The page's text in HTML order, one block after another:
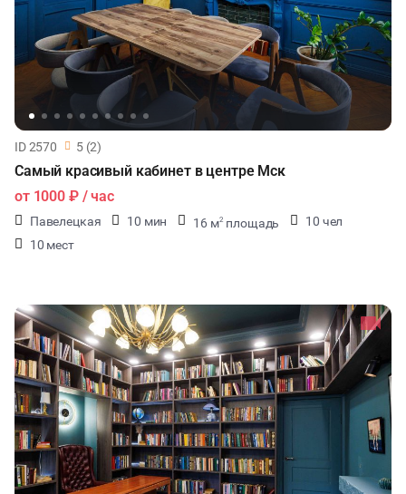
ID 2570 5 (2)
Самый красивый кабинет в центре Мск
от 1000 ₽/ час
Павелецкая 10 мин 16 м2 площадь
10 чел
10 мест